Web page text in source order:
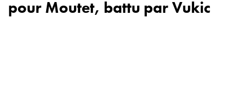
pour Moutet, battu par Vukic